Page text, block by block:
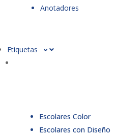
Anotadores
Etiquetas
Escolares Color
Escolares con Diseño